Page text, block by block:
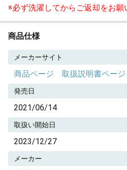
※必ず洗濯してからご返却をお願
商品仕様
メーカーサイト
商品ページ 取扱説明書ページ
発売日
2021/06/14
取扱い開始日
2023/12/27
メーカー